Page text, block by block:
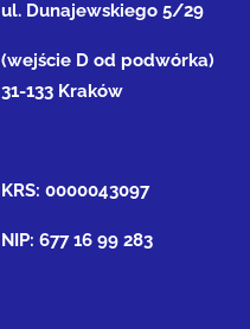
ul. Dunajewskiego 5/29
(wejście D od podwórka)
31-133 Kraków
KRS: 0000043097
NIP: 677 16 99 283